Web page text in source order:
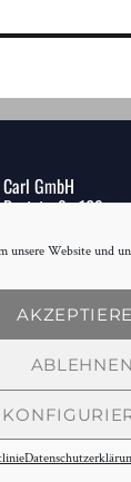
unsere Website und
ABLEHNEN
Carl GmbH
Poststraße 109
Fon +49 (0) 7161 -
97 83 - 0
Fax +49 (0) 7161 -
97 83 21
info[at]carl.info